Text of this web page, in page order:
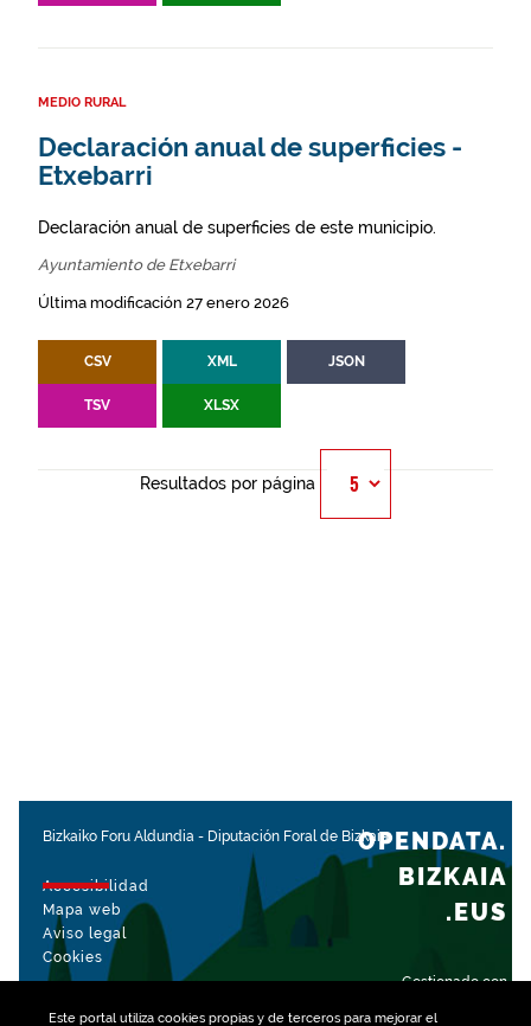
Este portal utiliza cookiespropias y de terceros para mejorar el
MEDIO RURAL
Declaración anual de superficies -
Etxebarri
Declaración anual de superficies de este municipio.
Ayuntamiento de Etxebarri
Última modificación 27 enero 2026
CSV XML JSON
TSV XLSX
Resultados por página
Bizkaiko Foru Aldundia - Diputación Foral de Bizkaia
Accesibilidad
Mapa web
Aviso legal
Cookies
Gestionado con
OPENDATA.
BIZKAIA
.EUS